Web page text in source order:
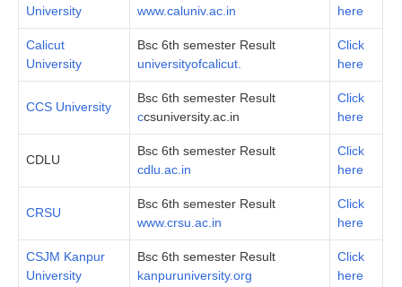
University
www.caluniv.ac.in
here
Calicut
University
Bsc 6th semester Result
universityofcalicut.
Click
here
CCS University
Bsc 6th semester Result
ccsuniversity.ac.in
Click
here
CDLU
Bsc 6th semester Result
cdlu.ac.in
Click
here
CRSU
Bsc 6th semester Result
www.crsu.ac.in
Click
here
CSJM Kanpur
University
Bsc 6th semester Result
kanpuruniversity.org
Click
here